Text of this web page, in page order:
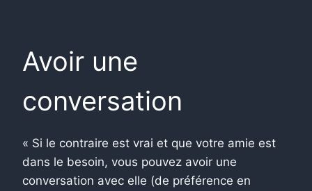
Avoir une
conversation
« Si le contraire est vrai et que votre amie est
dans le besoin, vous pouvez avoir une
conversation avec elle (de préférence en